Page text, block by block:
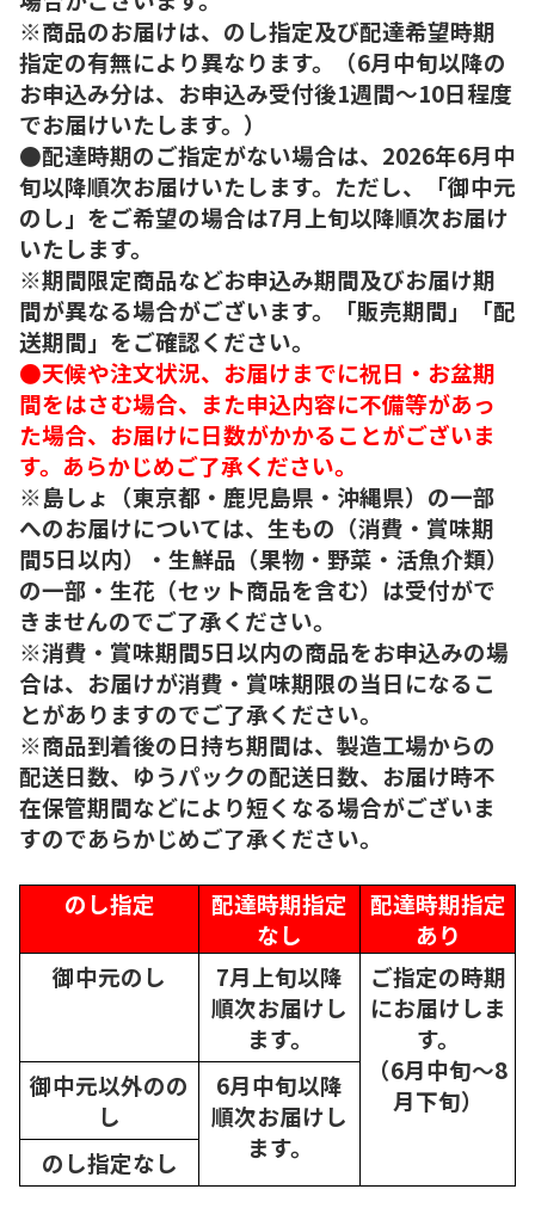
※商品のお届けは、のし指定及び配達希望時期
指定の有無により異なります。（6月中旬以降の
お申込み分は、お申込み受付後1週間～10日程度
でお届けいたします。）
●配達時期のご指定がない場合は、2026年6月中
旬以降順次お届けいたします。ただし、「御中元
のし」をご希望の場合は7月上旬以降順次お届け
いたします。
※期間限定商品などお申込み期間及びお届け期
間が異なる場合がございます。「販売期間」「配
送期間」をご確認ください。
●天候や注文状況、お届けまでに祝日・お盆期
間をはさむ場合、また申込内容に不備等があっ
た場合、お届けに日数がかかることがございま
す。あらかじめご了承ください。
※島しょ（東京都・鹿児島県・沖縄県）の一部
へのお届けについては、生もの（消費・賞味期
間5日以内）・生鮮品（果物・野菜・活魚介類）
の一部・生花（セット商品を含む）は受付がで
きませんのでご了承ください。
※消費・賞味期間5日以内の商品をお申込みの場
合は、お届けが消費・賞味期限の当日になるこ
とがありますのでご了承ください。
※商品到着後の日持ち期間は、製造工場からの
配送日数、ゆうパックの配送日数、お届け時不
在保管期間などにより短くなる場合がございま
すのであらかじめご了承ください。
のし指定
配達時期指定
なし
配達時期指定
あり
御中元のし
7月上旬以降
順次お届けし
ます。
ご指定の時期
にお届けしま
す。
（6月中旬～8
月下旬）
御中元以外のの
し
6月中旬以降
順次お届けし
ます。
のし指定なし